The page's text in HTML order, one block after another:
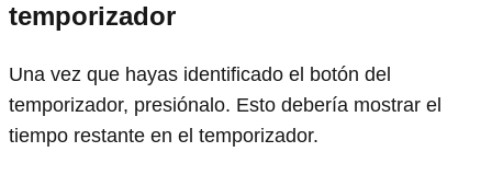
temporizador
Una vez que hayas identificado el botón del
temporizador, presiónalo. Esto debería mostrar el
tiempo restante en el temporizador.